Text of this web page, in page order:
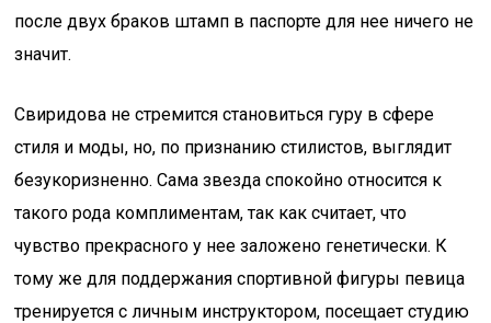
после двух браков штамп в паспорте для нее ничего не
значит.
Свиридова не стремится становиться гуру в сфере
стиля и моды, но, по признанию стилистов, выглядит
безукоризненно. Сама звезда спокойно относится к
такого рода комплиментам, так как считает, что
чувство прекрасного у нее заложено генетически. К
тому же для поддержания спортивной фигуры певица
тренируется с личным инструктором, посещает студию